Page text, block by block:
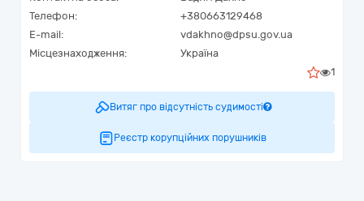
Телефон:
+380663129468
E-mail:
vdakhno@dpsu.gov.ua
Місцезнаходження:
Україна
1
Витяг про відсутність судимості
Реєстр корупційних порушників